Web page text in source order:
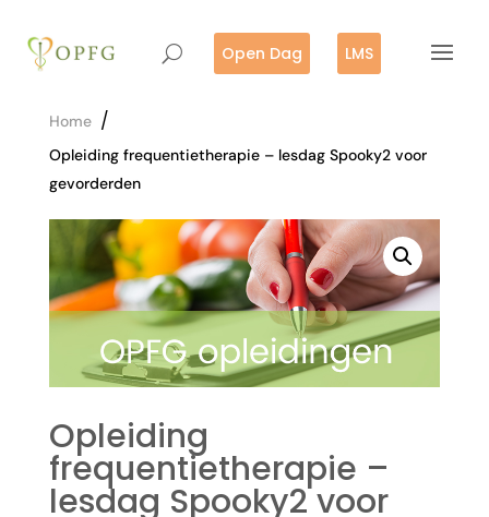
Open Dag LMS
Home /
Opleiding frequentietherapie – lesdag Spooky2 voor
gevorderden
Opleiding
frequentietherapie –
lesdag Spooky2 voor